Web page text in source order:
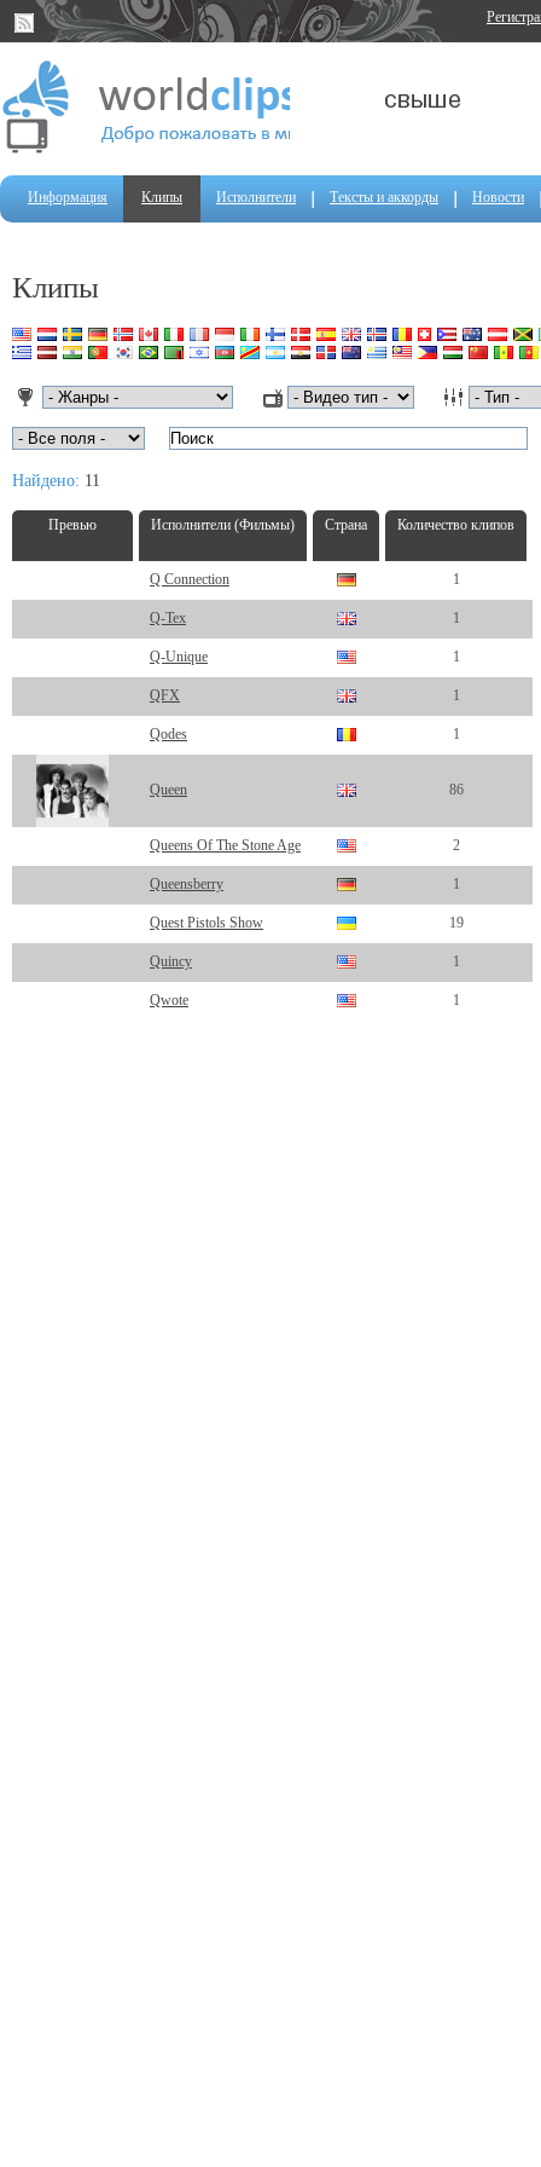
Информация Клипы Исполнители Тексты и аккорды Новости
Клипы
Найдено: 11
Превью Исполнители (Фильмы) Страна Количество клипов
Q Connection 1
Q-Tex 1
Q-Unique 1
QFX 1
Qodes 1
Queen 86
Queens Of The Stone Age 2
Queensberry 1
Quest Pistols Show 19
Quincy 1
Qwote 1